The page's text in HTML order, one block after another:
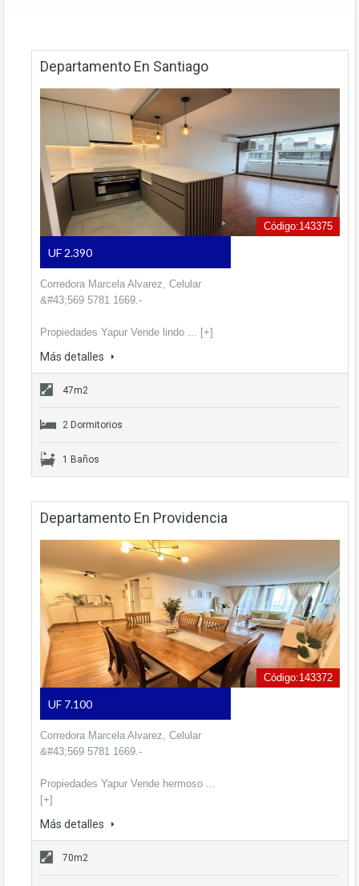
Departamento En Santiago
Código:143375
UF 2.390
Corredora Marcela Alvarez, Celular
&#43;569 5781 1669.-
Propiedades Yapur Vende lindo ... [+]
Más detalles
47m2
2 Dormitorios
1 Baños
Departamento En Providencia
Código:143372
UF 7.100
Corredora Marcela Alvarez, Celular
&#43;569 5781 1669.-
Propiedades Yapur Vende hermoso ...
[+]
Más detalles
70m2